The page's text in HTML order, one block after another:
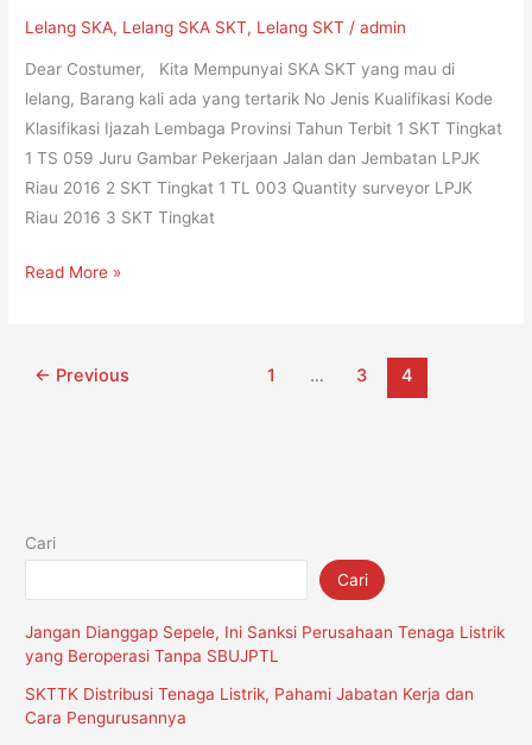
Lelang SKA, Lelang SKA SKT, Lelang SKT /admin
Dear Costumer, Kita Mempunyai SKA SKT yang mau di
lelang, Barang kali ada yang tertarik No Jenis Kualifikasi Kode
Klasifikasi Ijazah Lembaga Provinsi Tahun Terbit 1 SKT Tingkat
1 TS 059 Juru Gambar Pekerjaan Jalan dan Jembatan LPJK
Riau 2016 2 SKT Tingkat 1 TL 003 Quantity surveyor LPJK
Riau 2016 3 SKT Tingkat
yang
LELANG
Read More »
← Previous 1 … 3 4
Cari
Cari
Jangan Dianggap Sepele, Ini Sanksi Perusahaan Tenaga Listrik
yang Beroperasi Tanpa SBUJPTL
SKTTK Distribusi Tenaga Listrik, Pahami Jabatan Kerja dan
Cara Pengurusannya